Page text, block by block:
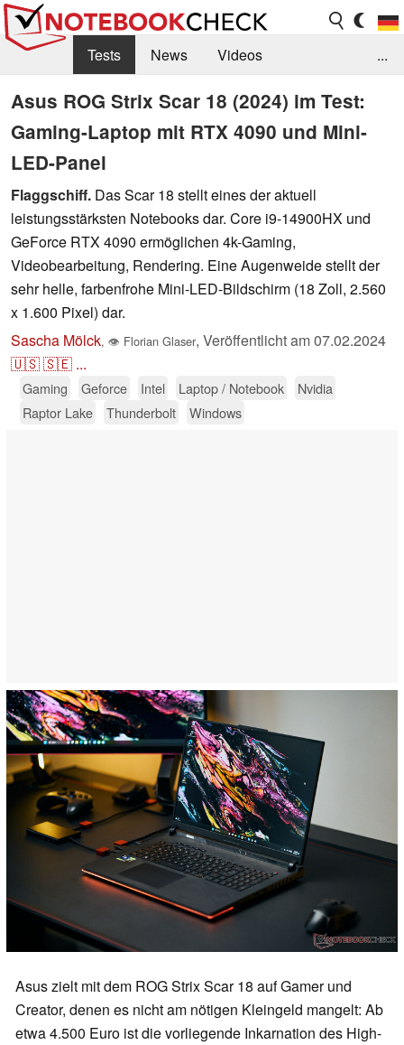
Tests News
Videos
Benchmarks & Tech
Externe Tests
Kaufberatung
Deals Suche
Jobs
Forum
...
Asus ROG Strix Scar 18 (2024) im Test:
Gaming-Laptop mit RTX 4090 und Mini-
LED-Panel
Flaggschiff. Das Scar 18 stellt eines der aktuell
leistungsstärksten Notebooks dar. Core i9-14900HX und
GeForce RTX 4090 ermöglichen 4k-Gaming,
Videobearbeitung, Rendering. Eine Augenweide stellt der
sehr helle, farbenfrohe Mini-LED-Bildschirm (18 Zoll, 2.560
x 1.600 Pixel) dar.
Sascha Mölck, 👁 Florian Glaser, Veröffentlicht am07.02.2024
🇺🇸🇸🇪 ...
Gaming Geforce Intel Laptop / Notebook
Nvidia
Raptor Lake
Thunderbolt Windows
Asus zielt mit dem ROG Strix Scar 18 auf Gamer und
Creator, denen es nicht am nötigen Kleingeld mangelt: Ab
etwa 4.500 Euro ist die vorliegende Inkarnation des High-